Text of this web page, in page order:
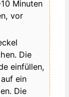
Minuten
vor
Die
einfüllen,
ein
Die